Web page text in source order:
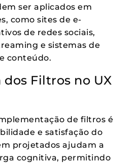
ser aplicados em
como sites de e-
de redes sociais,
e sistemas de
conteúdo.
Filtros no UX
de filtros é
e satisfação do
projetados ajudam a
cognitiva, permitindo